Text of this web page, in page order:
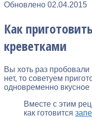
Обновлено 02.04.2015
Как
креветками
Вы хоть раз
нет, то советуем
одновременно вкусное
Вместе с этим
как готовится